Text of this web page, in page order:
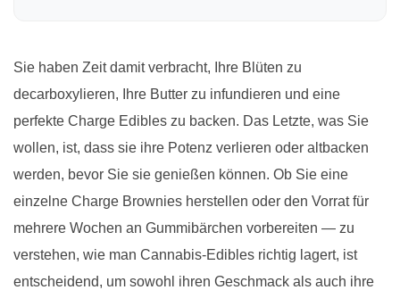
Sie haben Zeit damit verbracht, Ihre Blüten zu
decarboxylieren, Ihre Butter zu infundieren und eine
perfekte Charge Edibles zu backen. Das Letzte, was Sie
wollen, ist, dass sie ihre Potenz verlieren oder altbacken
werden, bevor Sie sie genießen können. Ob Sie eine
einzelne Charge Brownies herstellen oder den Vorrat für
mehrere Wochen an Gummibärchen vorbereiten — zu
verstehen, wie man Cannabis-Edibles richtig lagert, ist
entscheidend, um sowohl ihren Geschmack als auch ihre